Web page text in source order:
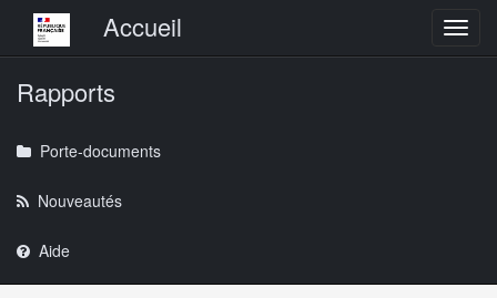
Menu principalAccueil
Rapports
Porte-documents
Nouveautés
Aide